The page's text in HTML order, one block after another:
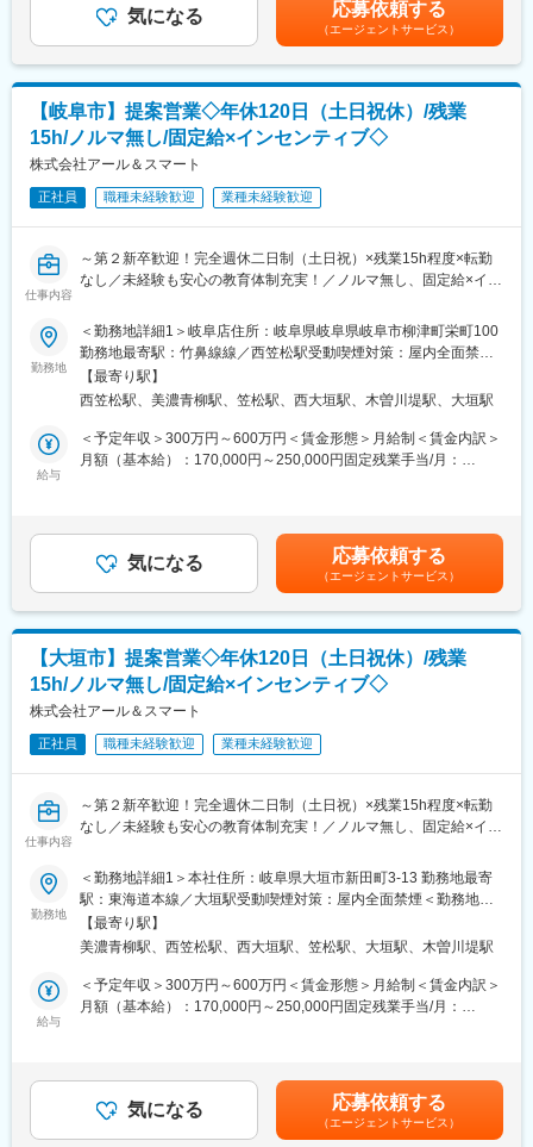
し、課題解決をご提案。
例１：与信管理に課題のある企業には信用調査報告書や倒産予測
先ターゲットリストを提供
例３：後継者不足、社員教育に課題を抱えている企業には事業承
継支援サービスや教育ツール、研修などを提案
訪問から報告書作成、提案まで一貫して担当。論理的思考力と課
題解決力を発揮し、企業の成長を支援します。
■業務の魅力：
・企業信用調査のデータは、金融機関の融資可否判断や企業間の
新規取引の際等に利用される重要なデータです。
・年間300社以上のビジネスモデルや経営者の考え方に触れ、金
融・経営知識を実務で深められます。
サポートし事業の成長を通して社会に貢献できる仕事です。
■働く環境：
充実した研修制度とメンター制度を整備し、異業界出身者も安心
してスタート可能。報告書入力システム改善など、働きやすさ向
■企業魅力：
国内シェア60％超を誇る業界リーディングカンパニー。金融機関
※モデル年収は全国総合職の場合を記載賃金はあくまでも目安の金
額であり、選考を通じて上下する可能性があります。月給(月額)は
固定手当を含めた表記です。
気になる 応募依頼する
（エージェントサービス）
【岐阜市】提案営業◇年休120日（土日祝休）/残業
15h/ノルマ無し/固定給×インセンティブ◇
株式会社アール＆スマート
正社員 職種未経験歓迎 業種未経験歓迎
仕事内容
～第２新卒歓迎！完全週休二日制（土日祝）×残業15h程度×転勤
なし／未経験も安心の教育体制充実！／ノルマ無し、固定給×イン
0.2％のみの優良保険代理店会社で安定感抜群◎／「健康経営優良
法人」「事業継続力強化計画」認定企業～
■職務概要：
三井住友海上火災保険株式会社のプロ新特級AAAである当社にて
営業職として、保険のトータル提案をお任せします。既存のお客
さま(法人・個人)、新規のお客様をご担当いただきます。
動車販売会社、自動車整備会社、弁護士など、地元企業やコンサ
ルティングファームとの固い結びつきがあり、ネットワークを活
用した上で信頼関係づくりやプランニングに時間をかけた提案が
保険など
■組織構成：
現在、営業職には11名が在籍しています。(20代1名、30代1名、
40代4名、50代1名,60代以上4名)社内の雰囲気は営業サポート職
（内務）とペア制となっており働きやすい環境です。
■安心の教育体制：
ご経験に合わせてですが、営業経験が浅い方や無い方は半年かけ
て保険の知識やビジネスマナーから学んでいただきます。その
様を徐々に引き継いでいただきます。
■評価制度：
当社は歩合制ではありません。能力・職務・役割を表す「職給」
回の社長面談で決まり、結果だけでなく過程も鑑みて公正・公平
に決定します。安定の上に、スキルアップと給与アップがあり
三井住友海上火災保険株式会社のプロ新特級AAA（トリプルA）代
理店です。『お客様対応』『経営姿勢』『組織体制』『業務品
勤務地
＜勤務地詳細1＞岐阜店住所：岐阜県岐阜県岐阜市柳津町栄町100
勤務地最寄駅：竹鼻線線／西笠松駅受動喫煙対策：屋内全面禁煙
＜勤務地詳細2＞本社住所：岐阜県大垣市新田町3-13 勤務地最寄
駅：東海道本線／大垣駅受動喫煙対策：屋内全面禁煙変更の範
【最寄り駅】
西笠松駅、美濃青柳駅、笠松駅、西大垣駅、木曽川堤駅、大垣駅
給与
＜予定年収＞300万円～600万円＜賃金形態＞月給制＜賃金内訳＞
月額（基本給）：170,000円～250,000円固定残業手当/月：
績昇給年2回)賞与：年2回(決算賞与あり／会社業績による)【年収
例】500万円／主任35歳 営業経験5年（月給35万円＋賞与年2
回）600万円／課長38歳 営業経験7年（月給40万円＋賞与年2
回）1000万円／部長45歳 営業経験15年（月給65万円＋賞与年2
回）賃金はあくまでも目安の金額であり、選考を通じて上下する
可能性があります。月給(月額)は固定手当を含めた表記です。
気になる 応募依頼する
（エージェントサービス）
【大垣市】提案営業◇年休120日（土日祝休）/残業
15h/ノルマ無し/固定給×インセンティブ◇
株式会社アール＆スマート
正社員 職種未経験歓迎 業種未経験歓迎
仕事内容
～第２新卒歓迎！完全週休二日制（土日祝）×残業15h程度×転勤
なし／未経験も安心の教育体制充実！／ノルマ無し、固定給×イン
0.2％のみの優良保険代理店会社で安定感抜群◎／「健康経営優良
法人」「事業継続力強化計画」認定企業～
■職務概要：
三井住友海上火災保険株式会社のプロ新特級AAAである当社にて
営業職として、保険のトータル提案をお任せします。既存のお客
さま(法人・個人)、新規のお客様をご担当いただきます。
動車販売会社、自動車整備会社、弁護士など、地元企業やコンサ
ルティングファームとの固い結びつきがあり、ネットワークを活
用した上で信頼関係づくりやプランニングに時間をかけた提案が
勤務地
＜勤務地詳細1＞本社住所：岐阜県大垣市新田町3-13 勤務地最寄
駅：東海道本線／大垣駅受動喫煙対策：屋内全面禁煙＜勤務地詳
細2＞岐阜店住所：岐阜県岐阜県岐阜市柳津町栄町100 勤務地最寄
駅：竹鼻線線／西笠松駅受動喫煙対策：屋内全面禁煙変更の範
【最寄り駅】
美濃青柳駅、西笠松駅、西大垣駅、笠松駅、大垣駅、木曽川堤駅
給与
＜予定年収＞300万円～600万円＜賃金形態＞月給制＜賃金内訳＞
月額（基本給）：170,000円～250,000円固定残業手当/月：
績昇給年2回)賞与：年2回(決算賞与あり／会社業績による)【年収
例】500万円／主任35歳 営業経験5年（月給35万円＋賞与年2
回）600万円／課長38歳 営業経験7年（月給40万円＋賞与年2
気になる 応募依頼する
（エージェントサービス）